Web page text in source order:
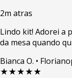
2m atras
Lindo kit! Adorei a
da mesa quando
Bianca O. •
★★★★★